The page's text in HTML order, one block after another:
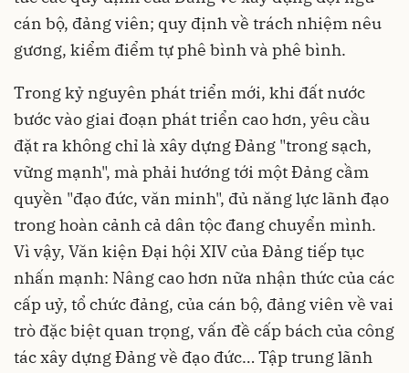
cán bộ, đảng viên; quy định về trách nhiệm nêu
gương, kiểm điểm tự phê bình và phê bình.
Trong kỷ nguyên phát triển mới, khi đất nước
bước vào giai đoạn phát triển cao hơn, yêu cầu
đặt ra không chỉ là xây dựng Đảng "trong sạch,
vững mạnh", mà phải hướng tới một Đảng cầm
quyền "đạo đức, văn minh", đủ năng lực lãnh đạo
trong hoàn cảnh cả dân tộc đang chuyển mình.
Vì vậy, Văn kiện Đại hội XIV của Đảng tiếp tục
nhấn mạnh: Nâng cao hơn nữa nhận thức của các
cấp uỷ, tổ chức đảng, của cán bộ, đảng viên về vai
trò đặc biệt quan trọng, vấn đề cấp bách của công
tác xây dựng Đảng về đạo đức… Tập trung lãnh